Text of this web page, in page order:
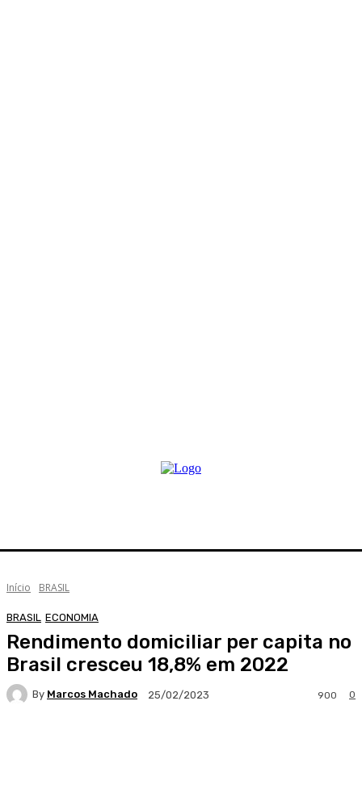
Início BRASIL
BRASIL ECONOMIA
Rendimento domiciliar per capita no
Brasil cresceu 18,8% em 2022
By Marcos Machado 25/02/2023 0
900